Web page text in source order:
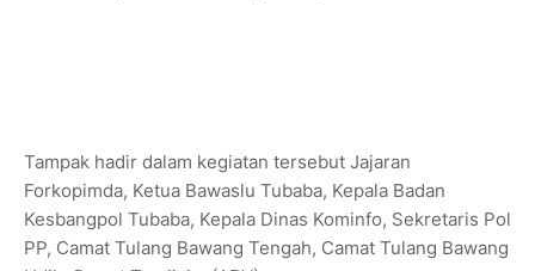
Tampak hadir dalam kegiatan tersebut Jajaran
Forkopimda, Ketua Bawaslu Tubaba, Kepala Badan
Kesbangpol Tubaba, Kepala Dinas Kominfo, Sekretaris Pol
PP, Camat Tulang Bawang Tengah, Camat Tulang Bawang